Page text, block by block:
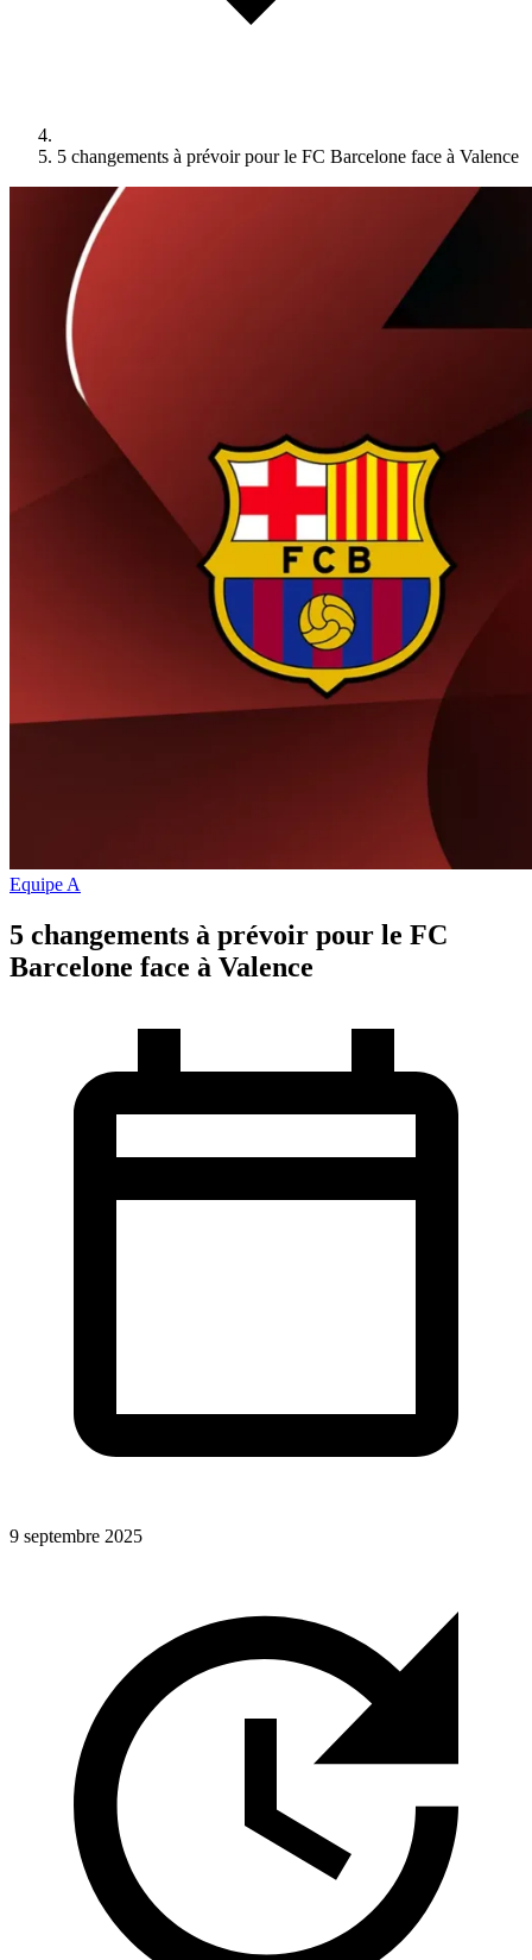
5 changements à prévoir pour le FC Barcelone face à Valence
Equipe A
5 changements à prévoir pour le FC
Barcelone face à Valence
9 septembre 2025